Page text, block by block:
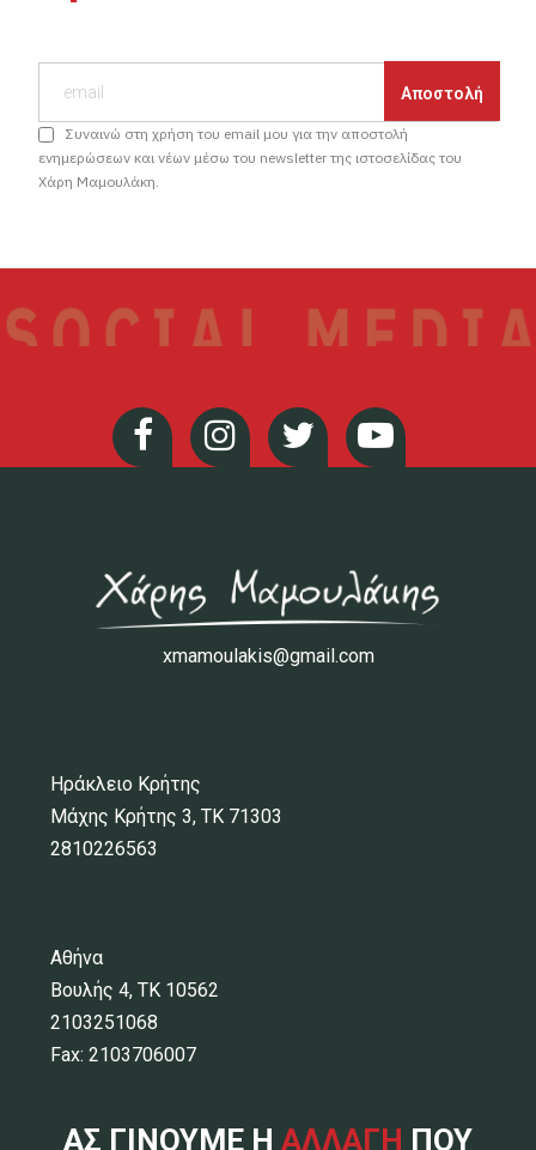
Συναινώ στη χρήση του email μου για την αποστολή
ενημερώσεων και νέων μέσω του newsletter της ιστοσελίδας του
Χάρη Μαμουλάκη.
xmamoulakis@gmail.com
Ηράκλειο Κρήτης
Μάχης Κρήτης 3, ΤΚ 71303
2810226563
Αθήνα
Βουλής 4, ΤΚ 10562
2103251068
Fax: 2103706007
ΑΣ ΓΙΝΟΥΜΕ Η ΑΛΛΑΓΗ ΠΟΥ